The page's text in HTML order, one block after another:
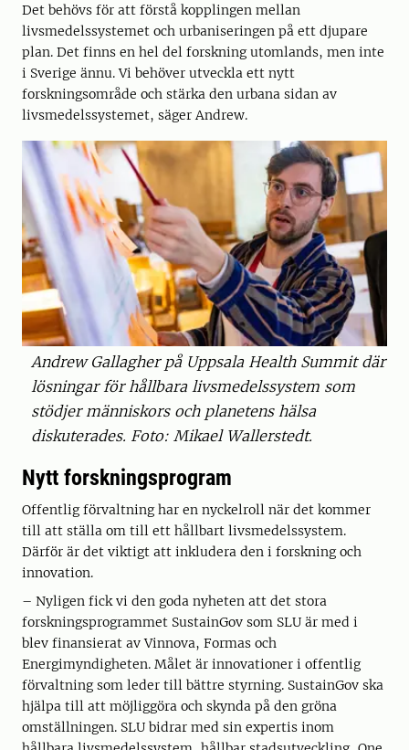
Det behövs för att förstå kopplingen mellan
livsmedelssystemet och urbaniseringen på ett djupare
plan. Det finns en hel del forskning utomlands, men inte
i Sverige ännu. Vi behöver utveckla ett nytt
forskningsområde och stärka den urbana sidan av
livsmedelssystemet, säger Andrew.
Andrew Gallagher på Uppsala Health Summit där
lösningar för hållbara livsmedelssystem som
stödjer människors och planetens hälsa
diskuterades. Foto: Mikael Wallerstedt.
Nytt forskningsprogram
Offentlig förvaltning har en nyckelroll när det kommer
till att ställa om till ett hållbart livsmedelssystem.
Därför är det viktigt att inkludera den i forskning och
innovation.
– Nyligen fick vi den goda nyheten att det stora
forskningsprogrammet SustainGov som SLU är med i
blev finansierat av Vinnova, Formas och
Energimyndigheten. Målet är innovationer i offentlig
förvaltning som leder till bättre styrning. SustainGov ska
hjälpa till att möjliggöra och skynda på den gröna
omställningen. SLU bidrar med sin expertis inom